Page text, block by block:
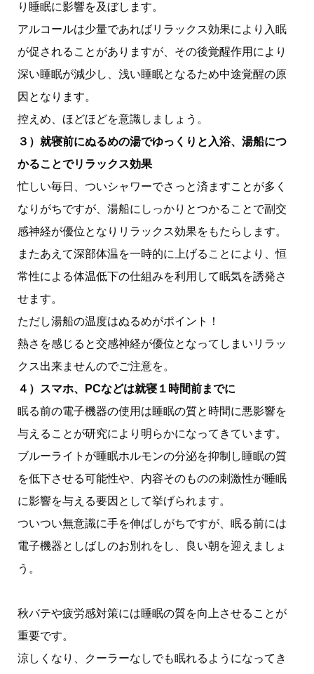
り睡眠に影響を及ぼします。
アルコールは少量であればリラックス効果により入眠
が促されることがありますが、その後覚醒作用により
深い睡眠が減少し、浅い睡眠となるため中途覚醒の原
因となります。
控えめ、ほどほどを意識しましょう。
３）就寝前にぬるめの湯でゆっくりと入浴、湯船につ
かることでリラックス効果
忙しい毎日、ついシャワーでさっと済ますことが多く
なりがちですが、湯船にしっかりとつかることで副交
感神経が優位となりリラックス効果をもたらします。
またあえて深部体温を一時的に上げることにより、恒
常性による体温低下の仕組みを利用して眠気を誘発さ
せます。
ただし湯船の温度はぬるめがポイント！
熱さを感じると交感神経が優位となってしまいリラッ
クス出来ませんのでご注意を。
４）スマホ、PCなどは就寝１時間前までに
眠る前の電子機器の使用は睡眠の質と時間に悪影響を
与えることが研究により明らかになってきています。
ブルーライトが睡眠ホルモンの分泌を抑制し睡眠の質
を低下させる可能性や、内容そのものの刺激性が睡眠
に影響を与える要因として挙げられます。
ついつい無意識に手を伸ばしがちですが、眠る前には
電子機器としばしのお別れをし、良い朝を迎えましょ
う。
秋バテや疲労感対策には睡眠の質を向上させることが
重要です。
涼しくなり、クーラーなしでも眠れるようになってき